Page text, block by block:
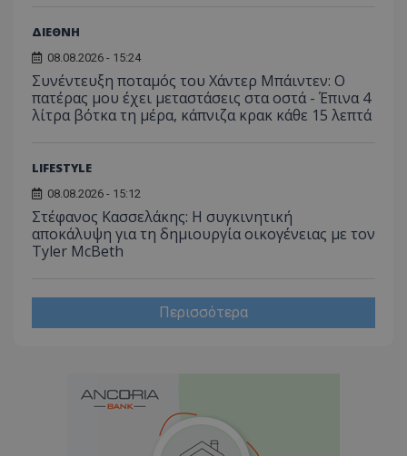
ΔΙΕΘΝΗ
08.08.2026 - 15:24
Συνέντευξη ποταμός του Χάντερ Μπάιντεν: Ο
πατέρας μου έχει μεταστάσεις στα οστά - Έπινα 4
λίτρα βότκα τη μέρα, κάπνιζα κρακ κάθε 15 λεπτά
LIFESTYLE
08.08.2026 - 15:12
Στέφανος Κασσελάκης: Η συγκινητική
αποκάλυψη για τη δηµιουργία οικογένειας με τον
Tyler McBeth
Περισσότερα